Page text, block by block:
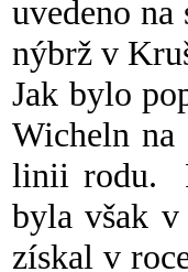
uvedeno
nýbrž v
Jak bylo
Wicheln na
linii rodu.
byla však
získal v